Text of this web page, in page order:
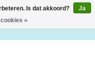
Is dat akkoord?
Ja
»